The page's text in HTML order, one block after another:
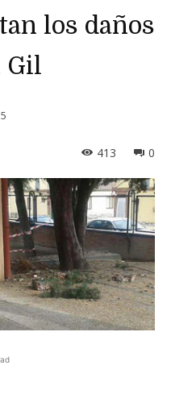
los daños
Gil
0
413